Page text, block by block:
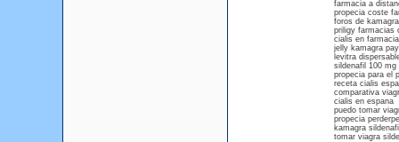
farmacia a
propecia coste
foros de kamagra
priligy farmacias
cialis en
jelly kamagra
levitra
sildenafil 100 mg
propecia para el
receta cialis
comparativa
cialis en espana
puedo tomar
propecia
kamagra
tomar viagra